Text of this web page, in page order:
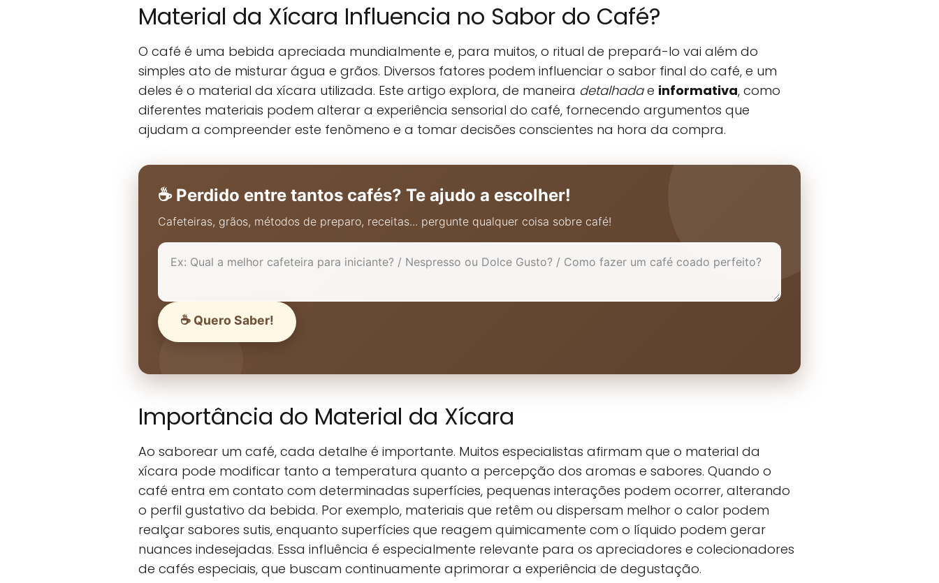
Material da Xícara Influencia no Sabor do Café?
O café é uma bebida apreciada mundialmente e, para muitos, o ritual de prepará-lo vai além do
simples ato de misturar água e grãos. Diversos fatores podem influenciar o sabor final do café, e um
deles é o material da xícara utilizada. Este artigo explora, de maneira detalhadae informativa, como
diferentes materiais podem alterar a experiência sensorial do café, fornecendo argumentos que
ajudam a compreender este fenômeno e a tomar decisões conscientes na hora da compra.
☕ Perdido entre tantos cafés? Te ajudo a escolher!
Cafeteiras, grãos, métodos de preparo, receitas... pergunte qualquer coisa sobre café!
☕ Quero Saber!
Importância do Material da Xícara
Ao saborear um café, cada detalhe é importante. Muitos especialistas afirmam que o material da
xícara pode modificar tanto a temperatura quanto a percepção dos aromas e sabores. Quando o
café entra em contato com determinadas superfícies, pequenas interações podem ocorrer, alterando
o perfil gustativo da bebida. Por exemplo, materiais que retêm ou dispersam melhor o calor podem
realçar sabores sutis, enquanto superfícies que reagem quimicamente com o líquido podem gerar
nuances indesejadas. Essa influência é especialmente relevante para os apreciadores e colecionadores
de cafés especiais, que buscam continuamente aprimorar a experiência de degustação.